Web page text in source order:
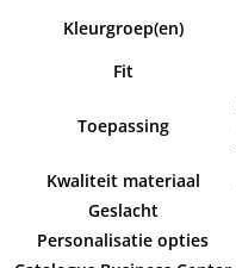
Kleurgroep(en)
Fit
Toepassing
Kwaliteit materiaal
Geslacht
Personalisatie opties